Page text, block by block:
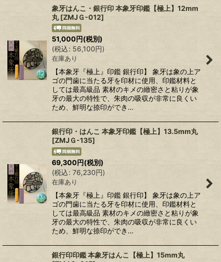
象牙はんこ・銀行印 本象牙印鑑【極上】12mm
丸 [ZMJＧ-012]
51,000円(税別)
(税込: 56,100円)
在庫あり
【本象牙『極上』印鑑 銀行印】 象牙は象の上ア
ゴの門歯に当たる牙を印材に使用、印鑑材料と
しては最高級品 素材のキメの緻密さと粘りが象
牙の最大の特性で、朱肉の吸収が非常に良くい
ため、鮮明な捺印ができ…
銀行印・はんこ 本象牙印鑑【極上】13.5mm丸
[ZMJＧ-135]
69,300円(税別)
(税込: 76,230円)
在庫あり
【本象牙『極上』印鑑 銀行印】 象牙は象の上ア
ゴの門歯に当たる牙を印材に使用、印鑑材料と
しては最高級品 素材のキメの緻密さと粘りが象
牙の最大の特性で、朱肉の吸収が非常に良くい
ため、鮮明な捺印ができ…
銀行印印鑑 本象牙はんこ【極上】15mm丸